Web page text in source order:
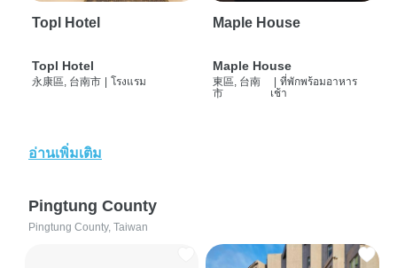
Topl Hotel
Topl Hotel
永康區, 台南市 | โรงแรม
Maple House
Maple House
東區, 台南
市
| ที่พักพร้อมอาหาร
เช้า
อ่านเพิ่มเติม
Pingtung County
Pingtung County, Taiwan